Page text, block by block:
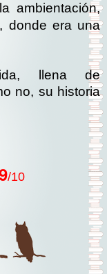
ambientación,
, donde era una
llena de
no, su historia
/10